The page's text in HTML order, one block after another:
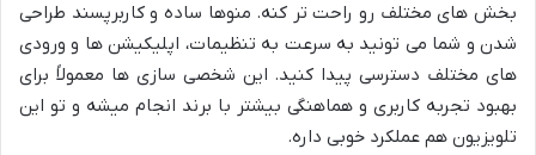
بخش های مختلف رو راحت تر کنه. منوها ساده و کاربرپسند طراحی
شدن و شما می تونید به سرعت به تنظیمات، اپلیکیشن ها و ورودی
های مختلف دسترسی پیدا کنید. این شخصی سازی ها معمولاً برای
بهبود تجربه کاربری و هماهنگی بیشتر با برند انجام میشه و تو این
تلویزیون هم عملکرد خوبی داره.